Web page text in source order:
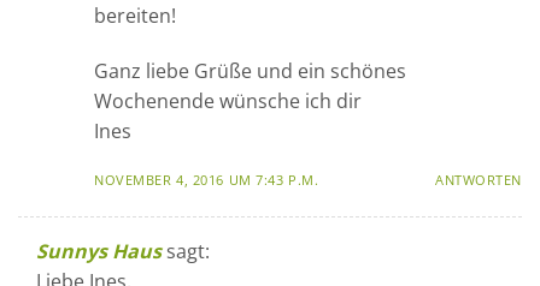
bereiten!
Ganz liebe Grüße und ein schönes
Wochenende wünsche ich dir
Ines
NOVEMBER 4, 2016 UM 7:43 P.M. ANTWORTEN
Sunnys Haus sagt:
Liebe Ines,